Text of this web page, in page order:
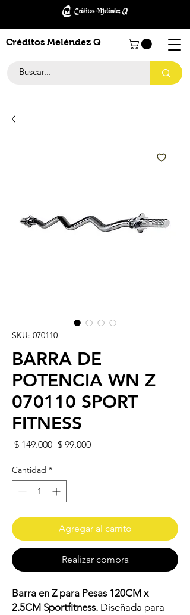
Créditos Meléndez Q
SKU: 070110
BARRA DE
POTENCIA WN Z
070110 SPORT
FITNESS
$ 149.000 Precio
$ 99.000Precio de oferta
Cantidad *
Agregar al carrito
Realizar compra
Barra en Z para Pesas 120CM x
2.5CM Sportfitness. Diseñada para